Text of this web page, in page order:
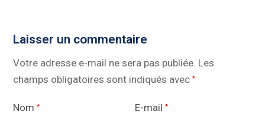
Laisser un commentaire
Votre adresse e-mail ne sera pas publiée. Les
champs obligatoires sont indiqués avec*
Nom* E-mail*